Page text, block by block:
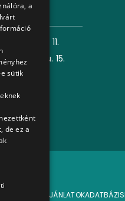
Pf. 11.
Akácfa u. 15.
fenntartva.
ÁLLÁSAJÁNLATOKADATBÁZIS
a
sütik
de ez a